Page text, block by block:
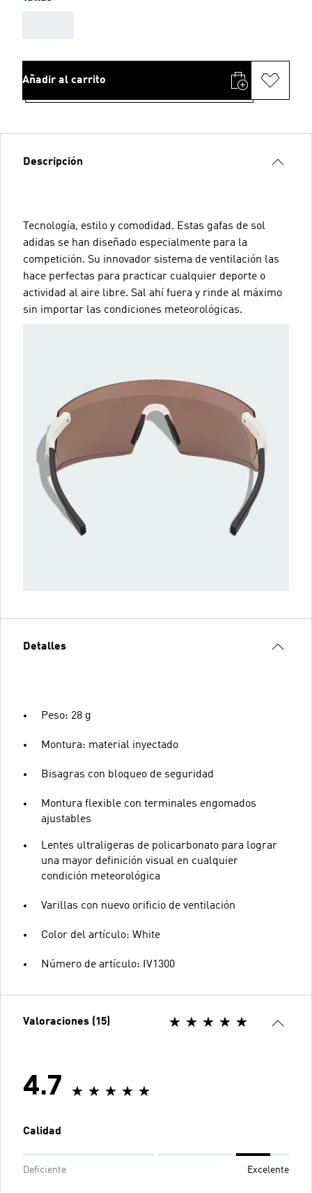
Añadir al carrito
Descripción
Tecnología, estilo y comodidad. Estas gafas de sol
adidas se han diseñado especialmente para la
competición. Su innovador sistema de ventilación las
hace perfectas para practicar cualquier deporte o
actividad al aire libre. Sal ahí fuera y rinde al máximo
sin importar las condiciones meteorológicas.
Detalles
Peso: 28 g
Montura: material inyectado
Bisagras con bloqueo de seguridad
Montura flexible con terminales engomados
ajustables
Lentes ultraligeras de policarbonato para lograr
una mayor definición visual en cualquier
condición meteorológica
Varillas con nuevo orificio de ventilación
Color del artículo: White
Número de artículo: IV1300
Valoraciones (15)
4.7
Calidad
Deficiente Excelente